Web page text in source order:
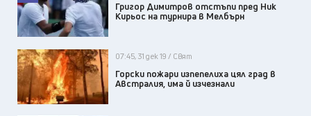
Григор Димитров отстъпи пред Ник
Кирьос на турнира в Мелбърн
07:45, 31 дек 19 / Свят
Горски пожари изпепелиха цял град в
Австралия, има й изчезнали